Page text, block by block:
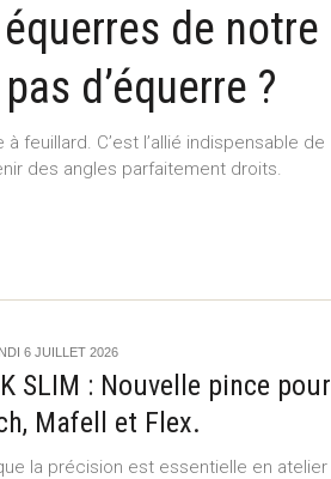
de notre
d’équerre ?
feuillard. C’est l’allié indispensable de
des angles parfaitement droits.
6 JUILLET 2026
SLIM : Nouvelle pince pour
Mafell et Flex.
la précision est essentielle en atelier